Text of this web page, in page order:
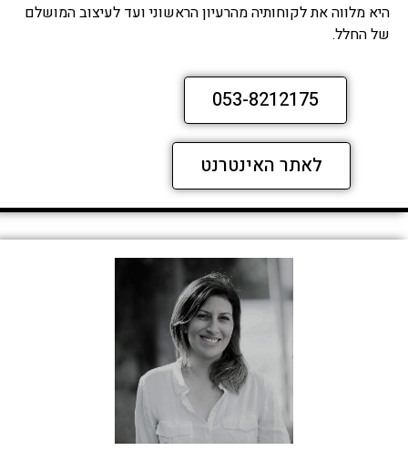
היא מלווה את לקוחותיה מהרעיון הראשוני ועד לעיצוב המושלם
של החלל.
053-8212175
לאתר האינטרנט